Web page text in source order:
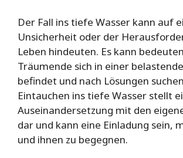
Der Fall ins tiefe Wasser kann auf
Unsicherheit oder der
Leben hindeuten. Es kann
Träumende sich in einer
befindet und nach Lösungen
Eintauchen ins tiefe Wasser stellt
Auseinandersetzung mit den
dar und kann eine Einladung sein,
und ihnen zu begegnen.